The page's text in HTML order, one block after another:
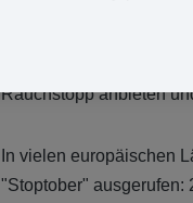
Deutschen
Rauchstopp anbieten
In vielen europäischen
"Stoptober" ausgerufen: